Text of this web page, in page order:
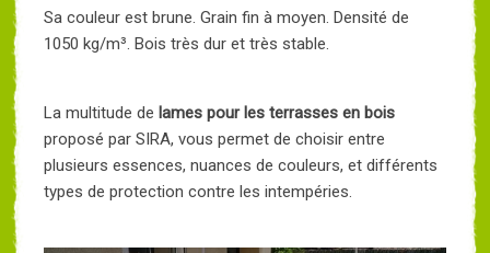
Sa couleur est brune. Grain fin à moyen. Densité de
1050 kg/m³. Bois très dur et très stable.
La multitude de lames pour les terrasses en bois
proposé par SIRA, vous permet de choisir entre
plusieurs essences, nuances de couleurs, et différents
types de protection contre les intempéries.